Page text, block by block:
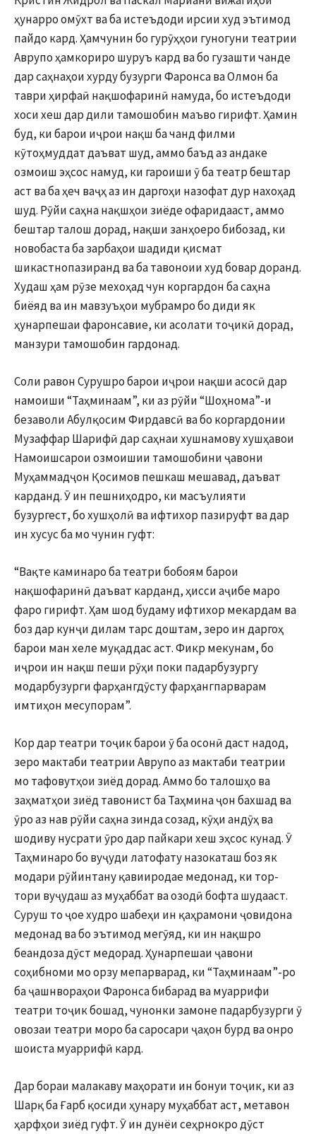
ҳунарро омӯхт ва ба истеъдоди ирсии худ эътимод
пайдо кард. Ҳамчунин бо гурӯҳҳои гуногуни театрии
Аврупо ҳамкориро шуруъ кард ва бо гузашти чанде
дар саҳнаҳои хурду бузурги Фаронса ва Олмон ба
таври ҳирфаӣ нақшофаринӣ намуда, бо истеъдоди
хоси хеш дар дили тамошобин маъво гирифт. Ҳамин
буд, ки барои иҷрои нақш ба чанд филми
кӯтоҳмуддат даъват шуд, аммо баъд аз андаке
озмоиш эҳсос намуд, ки гароиши ӯ ба театр бештар
аст ва ба ҳеч ваҷҳ аз ин даргоҳи назофат дур нахоҳад
шуд. Рӯйи саҳна нақшҳои зиёде офаридааст, аммо
бештар талош дорад, нақши занҳоеро бибозад, ки
новобаста ба зарбаҳои шадиди қисмат
шикастнопазиранд ва ба тавоноии худ бовар доранд.
Худаш ҳам рӯзе мехоҳад чун коргардон ба саҳна
биёяд ва ин мавзуъҳои мубрамро бо диди як
ҳунарпешаи фаронсавие, ки асолати тоҷикӣ дорад,
манзури тамошобин гардонад.
Соли равон Сурушро барои иҷрои нақши асосӣ дар
намоиши “Таҳминаам”, ки аз рӯйи “Шоҳнома”-и
безаволи Абулқосим Фирдавсӣ ва бо коргардонии
Музаффар Шарифӣ дар саҳнаи хушнамову хушҳавои
Намоишсарои озмоишии тамошобини ҷавони
Муҳаммадҷон Қосимов пешкаш мешавад, даъват
карданд. Ӯ ин пешниҳодро, ки масъулияти
бузургест, бо хушҳолӣ ва ифтихор пазируфт ва дар
ин хусус ба мо чунин гуфт:
“Вақте каминаро ба театри бобоям барои
нақшофаринӣ даъват карданд, ҳисси аҷибе маро
фаро гирифт. Ҳам шод будаму ифтихор мекардам ва
боз дар кунҷи дилам тарс доштам, зеро ин даргоҳ
барои ман хеле муқаддас аст. Фикр мекунам, бо
иҷрои ин нақш пеши рӯҳи поки падарбузургу
модарбузурги фарҳангдӯсту фарҳангпарварам
имтиҳон месупорам”.
Кор дар театри тоҷик барои ӯ ба осонӣ даст надод,
зеро мактаби театрии Аврупо аз мактаби театрии
мо тафовутҳои зиёд дорад. Аммо бо талошҳо ва
заҳматҳои зиёд тавонист ба Таҳмина ҷон бахшад ва
ӯро аз нав рӯйи саҳна зинда созад, кӯҳи андӯҳ ва
шодиву нусрати ӯро дар пайкари хеш эҳсос кунад. Ӯ
Таҳминаро бо вуҷуди латофату назокаташ боз як
модари рӯйинтану қавииродае медонад, ки тор-
тори вуҷудаш аз муҳаббат ва озодӣ бофта шудааст.
Суруш то ҷое худро шабеҳи ин қаҳрамони ҷовидона
медонад ва бо эътимод мегӯяд, ки ин нақшро
беандоза дӯст медорад. Ҳунарпешаи ҷавони
соҳибноми мо орзу мепарварад, ки “Таҳминаам”-ро
ба ҷашнвораҳои Фаронса бибарад ва муаррифи
театри тоҷик бошад, чунонки замоне падарбузурги ӯ
овозаи театри моро ба саросари ҷаҳон бурд ва онро
шоиста муаррифӣ кард.
Дар бораи малакаву маҳорати ин бонуи тоҷик, ки аз
Шарқ ба Ғарб қосиди ҳунару муҳаббат аст, метавон
ҳарфҳои зиёд гуфт. Ӯ ин дунёи сеҳрнокро дӯст